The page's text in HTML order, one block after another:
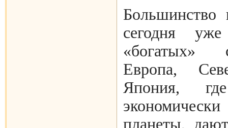
Большинство
сегодня
«богатых»
Европа,
Япония,
экономически
планеты,